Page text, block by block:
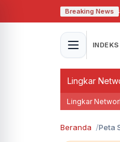
Breaking News
Pj Gubernur Jabar Cari Solusi
INDEKS
Lingkar
Lingkar
Beranda Peta